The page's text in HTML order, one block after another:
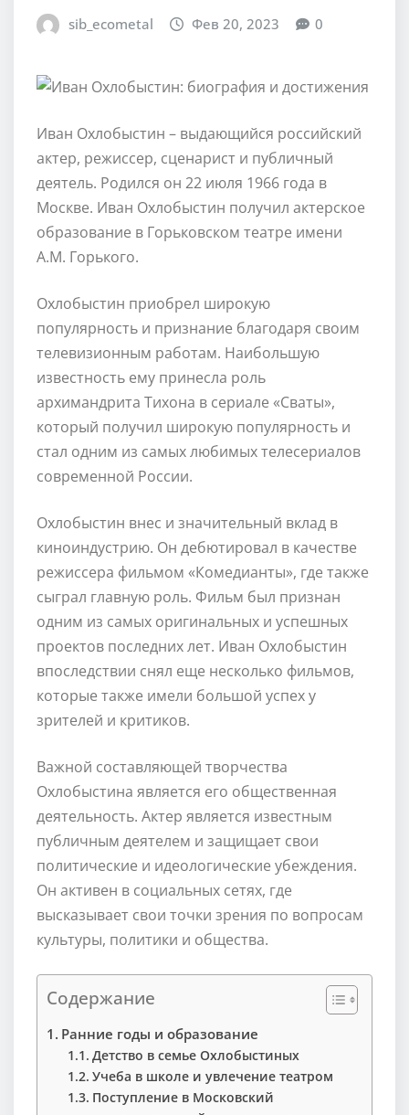
sib_ecometal Фев 20, 2023 0
Иван Охлобыстин – выдающийся российский
актер, режиссер, сценарист и публичный
деятель. Родился он 22 июля 1966 года в
Москве. Иван Охлобыстин получил актерское
образование в Горьковском театре имени
А.М. Горького.
Охлобыстин приобрел широкую
популярность и признание благодаря своим
телевизионным работам. Наибольшую
известность ему принесла роль
архимандрита Тихона в сериале «Сваты»,
который получил широкую популярность и
стал одним из самых любимых телесериалов
современной России.
Охлобыстин внес и значительный вклад в
киноиндустрию. Он дебютировал в качестве
режиссера фильмом «Комедианты», где также
сыграл главную роль. Фильм был признан
одним из самых оригинальных и успешных
проектов последних лет. Иван Охлобыстин
впоследствии снял еще несколько фильмов,
которые также имели большой успех у
зрителей и критиков.
Важной составляющей творчества
Охлобыстина является его общественная
деятельность. Актер является известным
публичным деятелем и защищает свои
политические и идеологические убеждения.
Он активен в социальных сетях, где
высказывает свои точки зрения по вопросам
культуры, политики и общества.
Содержание
Ранние годы и образование
Детство в семье Охлобыстиных
Учеба в школе и увлечение театром
Поступление в Московский